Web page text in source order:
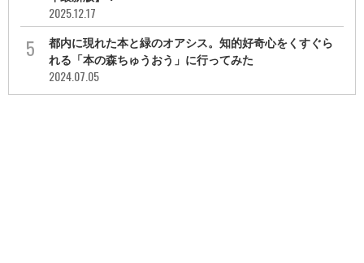
2025.12.17
都内に現れた本と緑のオアシス。知的好奇心をくすぐら
れる「本の森ちゅうおう」に行ってみた
2024.07.05